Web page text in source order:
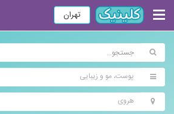
تهران
پوست، مو و زیبایی
هروی